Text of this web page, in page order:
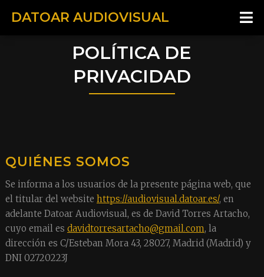
DATOAR AUDIOVISUAL
POLÍTICA DE
PRIVACIDAD
QUIÉNES SOMOS
Se informa a los usuarios de la presente página web, que
el titular del website https://audiovisual.datoar.es/, en
adelante Datoar Audiovisual, es de David Torres Artacho,
cuyo email es davidtorresartacho@gmail.com, la
dirección es C/Esteban Mora 43, 28027, Madrid (Madrid) y
DNI 02720223J